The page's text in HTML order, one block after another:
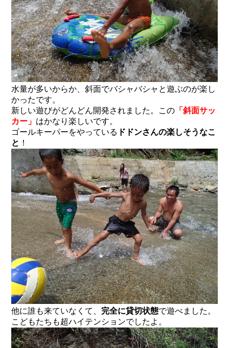
水量が多いからか、斜面でバシャバシャと遊ぶのが楽し
かったです。
新しい遊びがどんどん開発されました。この 「斜面サッ
カー」 はかなり楽しいです。
ゴールキーパーをやっている ドドンさんの楽しそうなこ
と ！
他に誰も来ていなくて、 完全に貸切状態で遊べました。
こどもたちも超ハイテンションでしたよ。